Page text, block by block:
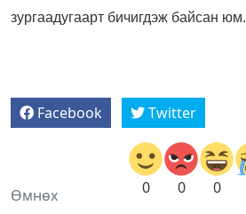
зургаадугаарт бичигдэж байсан юм.
Facebook Twitter
0 0 0
Өмнөх